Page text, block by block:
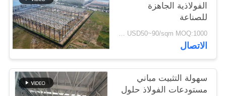
خريطة
الموقع
سياسة
الخصوصية
الفولاذية الجاهزة
للصناعة
USD50~90/sqm MOQ:1000 متر مربع
الاتصال
سهولة التثبيت مباني
مستودعات الفولاذ حلول